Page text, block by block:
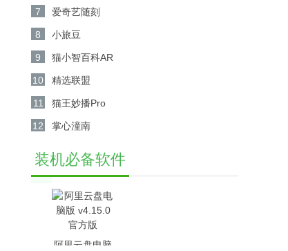
7 爱奇艺随刻
8 小旅豆
9 猫小智百科AR
10 精选联盟
11 猫王妙播Pro
12 掌心潼南
装机必备软件
阿里云盘电脑